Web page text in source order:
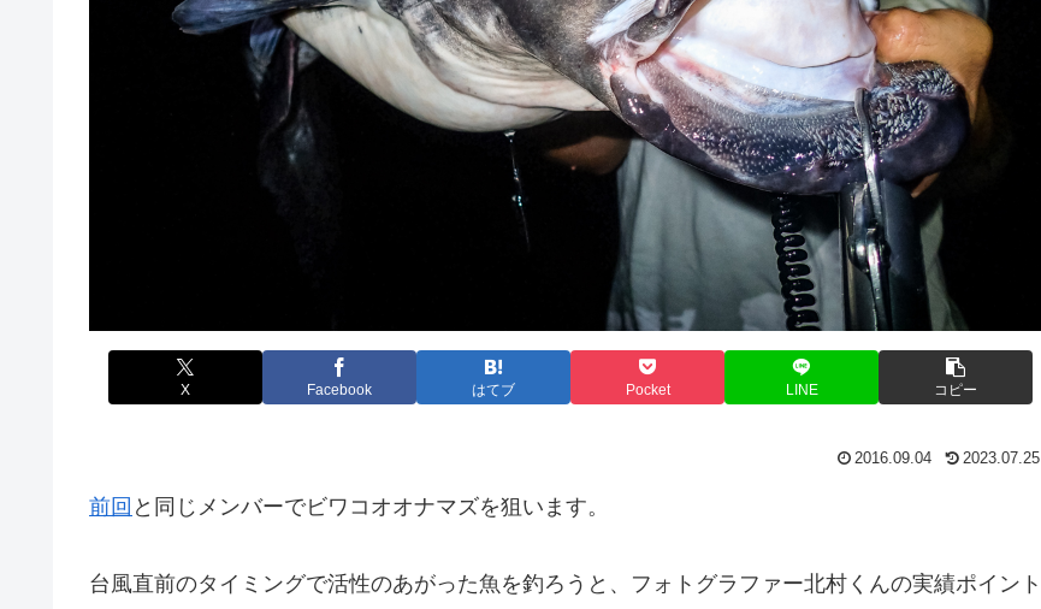
X Facebook はてブ Pocket LINE コピー
2016.09.04 2023.07.25
前回 と同じメンバーでビワコオオナマズを狙います。
台風直前のタイミングで活性のあがった魚を釣ろうと、フォトグラファー北村くんの実績ポイント